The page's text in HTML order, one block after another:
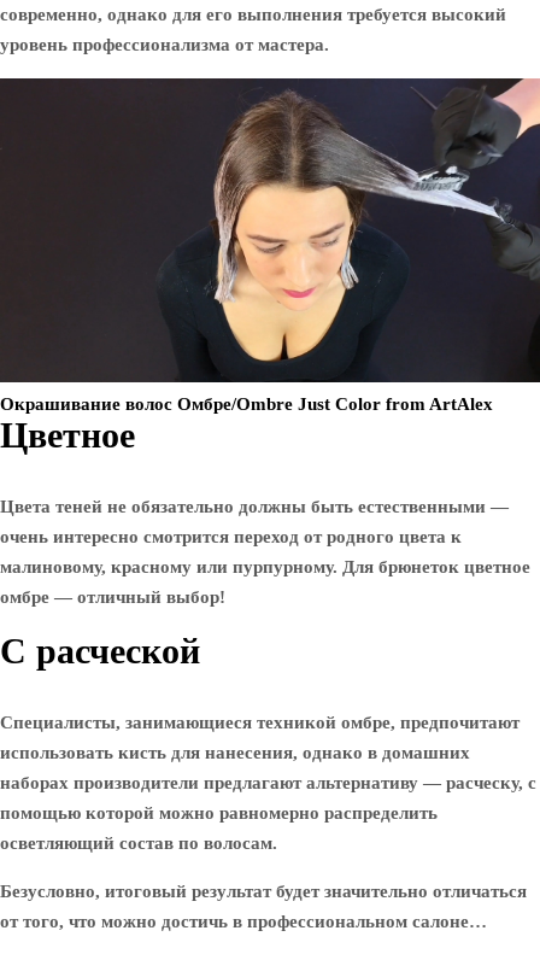
современно, однако для его выполнения требуется высокий
уровень профессионализма от мастера.
Окрашивание волос Омбре/Ombre Just Color from ArtAlex
Цветное
Цвета теней не обязательно должны быть естественными —
очень интересно смотрится переход от родного цвета к
малиновому, красному или пурпурному. Для брюнеток цветное
омбре — отличный выбор!
С расческой
Специалисты, занимающиеся техникой омбре, предпочитают
использовать кисть для нанесения, однако в домашних
наборах производители предлагают альтернативу — расческу, с
помощью которой можно равномерно распределить
осветляющий состав по волосам.
Безусловно, итоговый результат будет значительно отличаться
от того, что можно достичь в профессиональном салоне…